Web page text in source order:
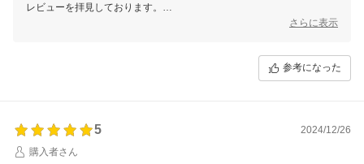
レビューを拝見しております。
これからもお家でのくつろぎタイムにご愛用いただけますと幸いです。
さらに表示
参考になった
5
2024/12/26
購入者さん